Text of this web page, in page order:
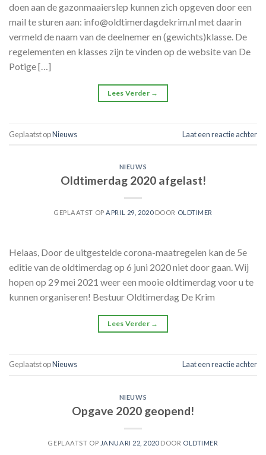
doen aan de gazonmaaierslep kunnen zich opgeven door een
mail te sturen aan: info@oldtimerdagdekrim.nl met daarin
vermeld de naam van de deelnemer en (gewichts)klasse. De
regelementen en klasses zijn te vinden op de website van De
Potige […]
Lees Verder →
Geplaatst opNieuws Laat een reactie achter
NIEUWS
Oldtimerdag 2020 afgelast!
GEPLAATST OPAPRIL 29, 2020DOOR OLDTIMER
Helaas, Door de uitgestelde corona-maatregelen kan de 5e
editie van de oldtimerdag op 6 juni 2020 niet door gaan. Wij
hopen op 29 mei 2021 weer een mooie oldtimerdag voor u te
kunnen organiseren! Bestuur Oldtimerdag De Krim
Lees Verder →
Geplaatst opNieuws Laat een reactie achter
NIEUWS
Opgave 2020 geopend!
GEPLAATST OP JANUARI 22, 2020DOOR OLDTIMER